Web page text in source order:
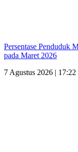
Persentase Penduduk
pada Maret 2026
7 Agustus 2026 |